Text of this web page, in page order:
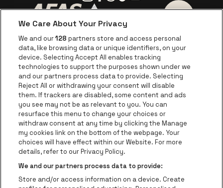
Ga naar
Ga naar de website van Europcar
Ga naar de
Ga naar de website van Coca-Cola
Ga naar de website van
Ga naar de
Ga naar de website van Champagne
Ga naar de website
Ga naar de website van Het
Ga naar de
AFAS Dome is een deel van be•at
AFAS Dome
Schijnpoortweg 119, 2170 Antwerpen
Be-At Venues
We Care About Your Privacy
We and our128 partners store and access personal
data, like browsing data or unique identifiers, on your
device. Selecting Accept All enables tracking
technologies to support the purposes shown under we
and our partners process data to provide. Selecting
Reject All or withdrawing your consent will disable
them. If trackers are disabled, some content and ads
you see may not be as relevant to you. You can
resurface this menu to change your choices or
withdraw consent at any time by clicking the Manage
my cookies link on the bottom of the webpage. Your
choices will have effect within our Website. For more
details, refer to our Privacy Policy.
We and our partners process data to provide:
Store and/or access information on a device. Create